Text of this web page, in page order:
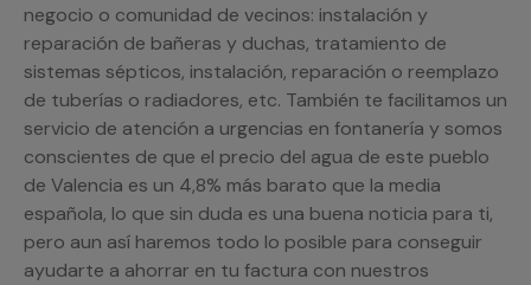
negocio o comunidad de vecinos: instalación y
reparación de bañeras y duchas, tratamiento de
sistemas sépticos, instalación, reparación o reemplazo
de tuberías o radiadores, etc. También te facilitamos un
servicio de atención a urgencias en fontanería y somos
conscientes de que el precio del agua de este pueblo
de Valencia es un 4,8% más barato que la media
española, lo que sin duda es una buena noticia para ti,
pero aun así haremos todo lo posible para conseguir
ayudarte a ahorrar en tu factura con nuestros